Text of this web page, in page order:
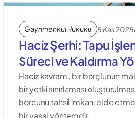
Gayrimenkul Hukuku 5 Kas 2025
Haciz Şerhi: Tapu
Süreci ve Kaldırma
Haciz kavramı, bir borçlunun mal
bir yetki sınırlaması
borcunu tahsil imkanı elde
bir yasal yöntemdir.